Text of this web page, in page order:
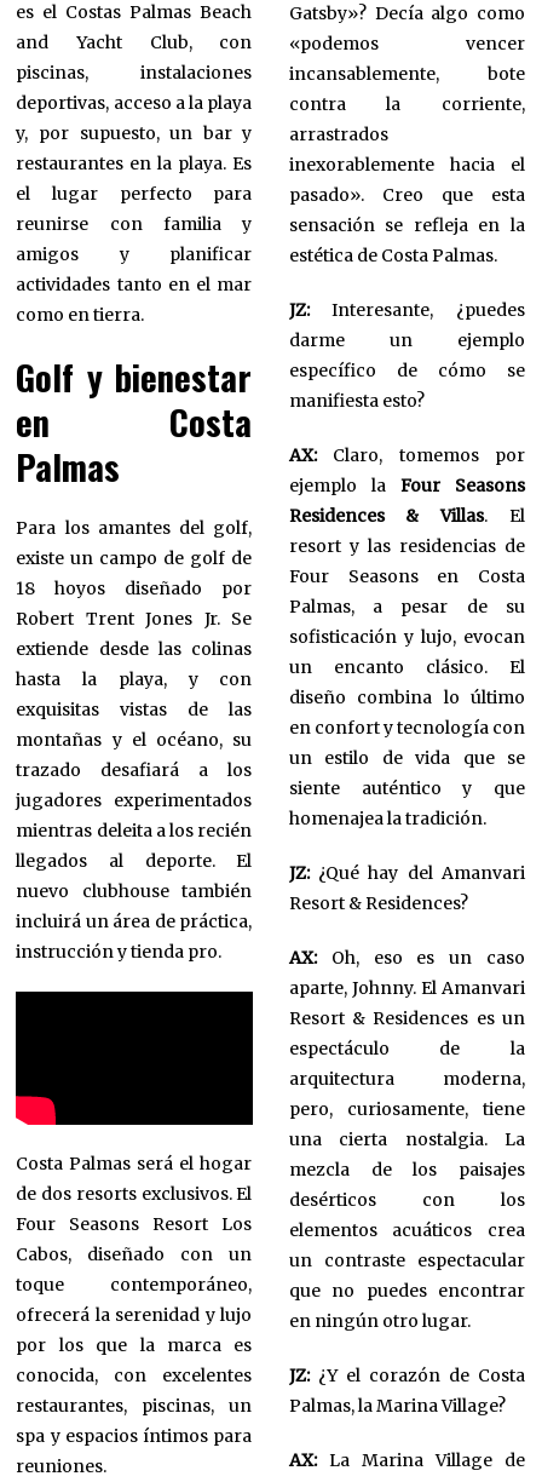
es el Costas Palmas Beach
and Yacht Club, con
piscinas, instalaciones
deportivas, acceso a la playa
y, por supuesto, un bar y
restaurantes en la playa. Es
el lugar perfecto para
reunirse con familia y
amigos y planificar
actividades tanto en el mar
como en tierra.
Golf y bienestar
en Costa
Palmas
Para los amantes del golf,
existe un campo de golf de
18 hoyos diseñado por
Robert Trent Jones Jr. Se
extiende desde las colinas
hasta la playa, y con
exquisitas vistas de las
montañas y el océano, su
trazado desafiará a los
jugadores experimentados
mientras deleita a los recién
llegados al deporte. El
nuevo clubhouse también
incluirá un área de práctica,
instrucción y tienda pro.
Costa Palmas será el hogar
de dos resorts exclusivos. El
Four Seasons Resort Los
Cabos, diseñado con un
toque contemporáneo,
ofrecerá la serenidad y lujo
por los que la marca es
conocida, con excelentes
restaurantes, piscinas, un
spa y espacios íntimos para
reuniones.
Gatsby»? Decía algo como
«podemos vencer
incansablemente, bote
contra la corriente,
arrastrados
inexorablemente hacia el
pasado». Creo que esta
sensación se refleja en la
estética de Costa Palmas.
JZ:Interesante, ¿puedes
darme un ejemplo
específico de cómo se
manifiesta esto?
AX:Claro, tomemos por
ejemplo la Four Seasons
Residences & Villas. El
resort y las residencias de
Four Seasons en Costa
Palmas, a pesar de su
sofisticación y lujo, evocan
un encanto clásico. El
diseño combina lo último
en confort y tecnología con
un estilo de vida que se
siente auténtico y que
homenajea la tradición.
JZ:¿Qué hay del Amanvari
Resort & Residences?
AX:Oh, eso es un caso
aparte, Johnny. El Amanvari
Resort & Residences es un
espectáculo de la
arquitectura moderna,
pero, curiosamente, tiene
una cierta nostalgia. La
mezcla de los paisajes
desérticos con los
elementos acuáticos crea
un contraste espectacular
que no puedes encontrar
en ningún otro lugar.
JZ:¿Y el corazón de Costa
Palmas, la Marina Village?
AX:La Marina Village de